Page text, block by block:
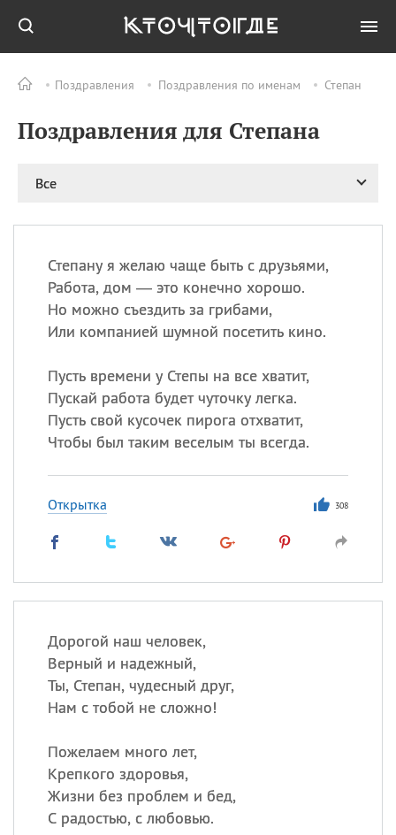
Поздравления Поздравления по именам Степан
Поздравления для Степана
Все
Степану я желаю чаще быть с друзьями,
Работа, дом — это конечно хорошо.
Но можно съездить за грибами,
Или компанией шумной посетить кино.
Пусть времени у Степы на все хватит,
Пускай работа будет чуточку легка.
Пусть свой кусочек пирога отхватит,
Чтобы был таким веселым ты всегда.
Открытка 308
Дорогой наш человек,
Верный и надежный,
Ты, Степан, чудесный друг,
Нам с тобой не сложно!
Пожелаем много лет,
Крепкого здоровья,
Жизни без проблем и бед,
С радостью, с любовью.
ПРАЗДНИКИ Все
08.08
День «Счастье
День мира в Аугсбурге
великомученика
Пантелеймона –
покровителя всех
врачей и целителя
больных
Lovers Day)
ИМЕНА
происхождение